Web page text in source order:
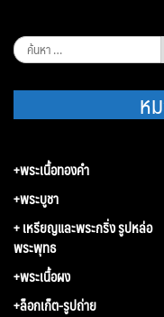
ค้นหา
สำหรับ:
ห
+พระเนื้อทองคำ
+พระบูชา
+ เหรียญและพระกริ่ง รูปหล่อ
พระพุทธ
+พระเนื้อผง
+ล็อกเก็ต-รูปถ่าย